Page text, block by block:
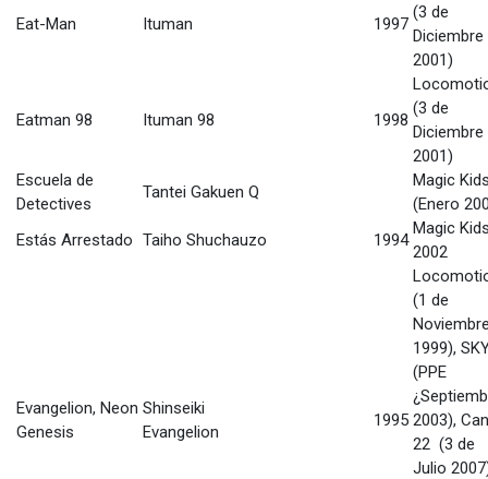
Eat-Man Ituman 1997
(3 de
Diciembre
2001)
Eatman 98 Ituman 98 1998
(3 de
Diciembre
2001)
Escuela de
Detectives
Tantei Gakuen Q
Magic
(Enero
Estás Arrestado Taiho Shuchauzo 1994
Magic
2002
Evangelion, Neon
Genesis
Shinseiki
Evangelion
1995
(1 de
1999),
(PPE
2003),
22 (3 de
Julio